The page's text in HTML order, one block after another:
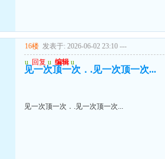
16楼 发表于: 2026-06-02 23:10 ---
u 回复 u 编辑 u
见一次顶一次．.见一次顶一次...
见一次顶一次．.见一次顶一次...